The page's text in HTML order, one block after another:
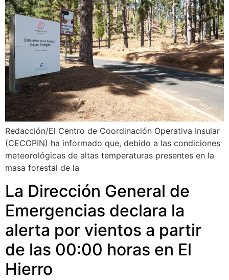
Redacción/El Centro de Coordinación Operativa Insular
(CECOPIN) ha informado que, debido a las condiciones
meteorológicas de altas temperaturas presentes en la
masa forestal de la
La Dirección General de
Emergencias declara la
alerta por vientos a partir
de las 00:00 horas en El
Hierro